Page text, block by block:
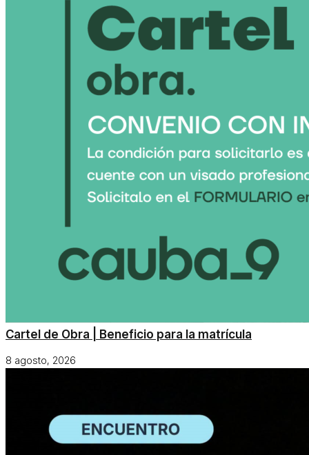
Cartel de Obra | Beneficio para la matrícula
8 agosto, 2026